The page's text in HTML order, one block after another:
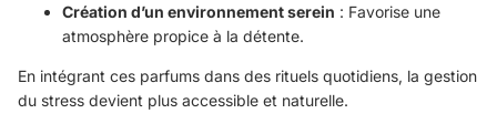
Création d’un environnement serein : Favorise une
atmosphère propice à la détente.
En intégrant ces parfums dans des rituels quotidiens, la gestion
du stress devient plus accessible et naturelle.